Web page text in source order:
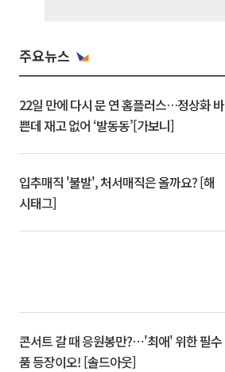
주요뉴스
22일 만에 다시 문 연 홈플러스…정상화 바
쁜데 재고 없어 ‘발동동’[가보니]
입추매직 '불발', 처서매직은 올까요? [해
시태그]
콘서트 갈 때 응원봉만?⋯'최애' 위한 필수
품 등장이오! [솔드아웃]